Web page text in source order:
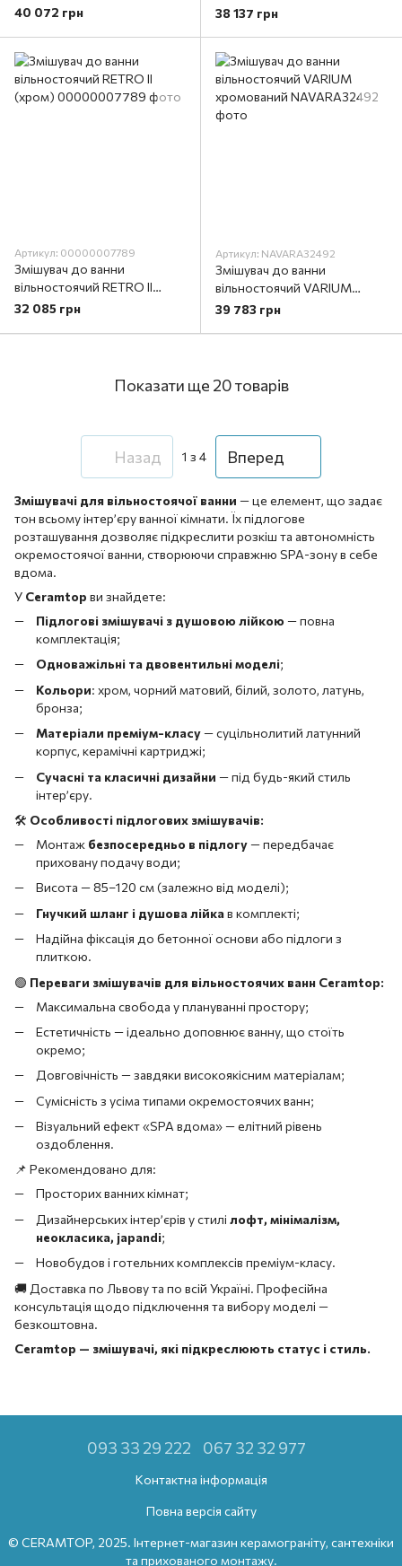
чорний матовий
40 072 грн
(хром)
38 137 грн
Артикул: 00000007789
Змішувач до ванни
вільностоячий RETRO II
(хром)
32 085 грн
Артикул: NAVARA32492
Змішувач до ванни
вільностоячий VARIUM
хромований
39 783 грн
Показати ще 20 товарів
Назад 1 з 4 Вперед
Змішувачі для вільностоячої ванни — це елемент, що задає
тон всьому інтер’єру ванної кімнати. Їх підлогове
розташування дозволяє підкреслити розкіш та автономність
окремостоячої ванни, створюючи справжню SPA-зону в себе
вдома.
У Ceramtop ви знайдете:
Підлогові змішувачі з душовою лійкою — повна
комплектація;
Одноважільні та двовентильні моделі;
Кольори: хром, чорний матовий, білий, золото, латунь,
бронза;
Матеріали преміум-класу— суцільнолитий латунний
корпус, керамічні картриджі;
Сучасні та класичні дизайни — під будь-який стиль
інтер’єру.
🛠️ Особливості підлогових змішувачів:
Монтаж безпосередньо в підлогу— передбачає
приховану подачу води;
Висота — 85–120 см (залежно від моделі);
Гнучкий шланг і душова лійкав комплекті;
Надійна фіксація до бетонної основи або підлоги з
плиткою.
🟢 Переваги змішувачів для вільностоячих ванн Ceramtop:
Максимальна свобода у плануванні простору;
Естетичність — ідеально доповнює ванну, що стоїть
окремо;
Довговічність — завдяки високоякісним матеріалам;
Сумісність з усіма типами окремостоячих ванн;
Візуальний ефект «SPA вдома» — елітний рівень
оздоблення.
📌 Рекомендовано для:
Просторих ванних кімнат;
Дизайнерських інтер’єрів у стилі лофт, мінімалізм,
неокласика, japandi;
Новобудов і готельних комплексів преміум-класу.
🚚 Доставка по Львову та по всій Україні. Професійна
консультація щодо підключення та вибору моделі —
безкоштовна.
Ceramtop — змішувачі, які підкреслюють статус і стиль.
093 33 29 222 067 32 32 977
Контактна інформація
Повна версія сайту
© CERAMTOP, 2025. Інтернет-магазин керамограніту, сантехніки
та прихованого монтажу.